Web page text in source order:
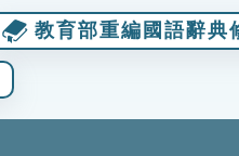
教育部重編國語辭典